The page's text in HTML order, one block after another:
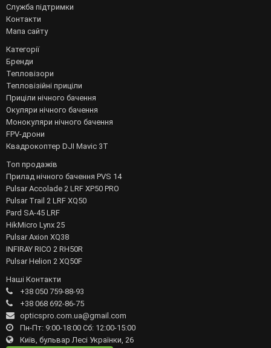
Служба підтримки
Контакти
Мапа сайту
Категорії
Бренди
Тепловізори
Тепловізійні приціли
Приціли нічного бачення
Окуляри нічного бачення
Монокуляри нічного бачення
FPV-дрони
Квадрокоптер DJI Mavic 3T
Топ продажів
Прилад нічного бачення PVS 14
Pulsar Accolade 2 LRF XP50 PRO
Pulsar Trail 2 LRF XQ50
Pard SA-45 LRF
HikMicro Lynx 25
Pulsar Axion XQ38
INFIRAY RICO 2 RH50R
Pulsar Helion 2 XQ50F
Наші Контакти
+38 050 759-88-93
+38 068 692-86-75
opticspro.com.ua@gmail.com
Пн-Пт: 9:00-18:00 Сб: 12:00-15:00
Київ, бульвар Лесі Українки, 26